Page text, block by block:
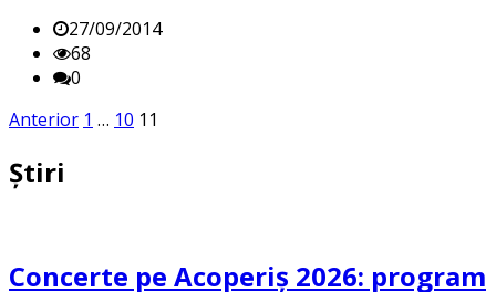
27/09/2014
68
0
Posts
pagination
Anterior 1 … 10 11
Știri
Concerte pe Acoperiș 2026: program